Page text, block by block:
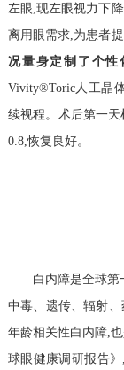
左眼,现左眼视力下
离用眼需求,为患者
况量身定制了个性
Vivity®Toric人工晶
续视程。术后第一天
0.8,恢复良好。
白内障是全球第
中毒、遗传、辐射
年龄相关性白内障,
球眼健康调研报告